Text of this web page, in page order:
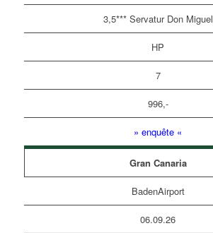
3,5*** Servatur Don Miguel
HP
7
996,-
» enquête «
Gran Canaria
BadenAirport
06.09.26